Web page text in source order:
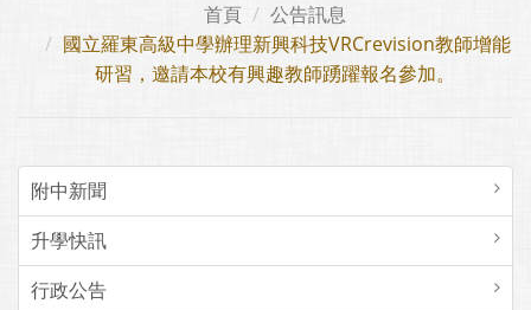
首頁
公告訊息
國立羅東高級中學辦理新興科技VRCrevision教師增能
研習，邀請本校有興趣教師踴躍報名參加。
附中新聞
升學快訊
行政公告